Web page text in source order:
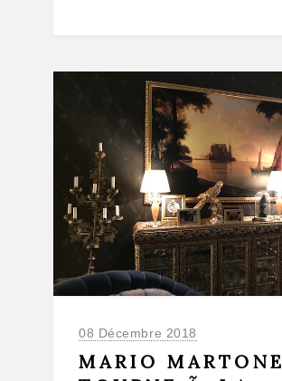
08 Décembre 2018
MARIO MARTONE